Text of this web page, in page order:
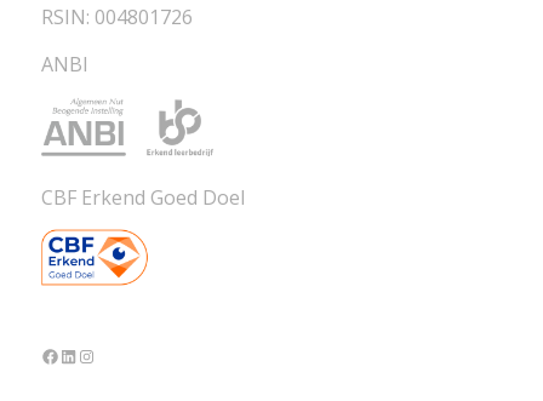
RSIN: 004801726
ANBI
CBF Erkend Goed Doel
Facebook
LinkedIn
Instagram